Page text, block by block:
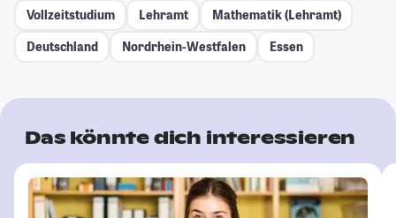
Vollzeitstudium
Lehramt
Mathematik (Lehramt)
Deutschland
Nordrhein-Westfalen Essen
Das könnte dich interessieren